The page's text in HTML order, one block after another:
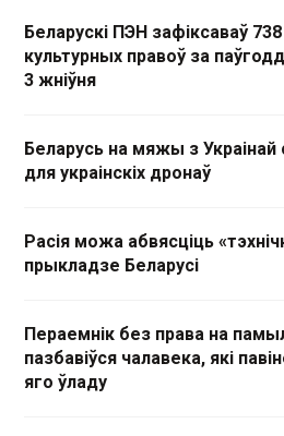
Беларускі ПЭН зафіксаваў
культурных правоў за
3 жніўня
Беларусь на мяжы з
для украінскіх дронаў
Расія можа абвясціць
прыкладзе Беларусі
Пераемнік без права на
пазбавіўся чалавека, які
яго ўладу